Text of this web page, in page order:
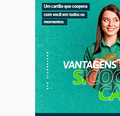
Celina Leão vira a
nova fase
Junho 09,